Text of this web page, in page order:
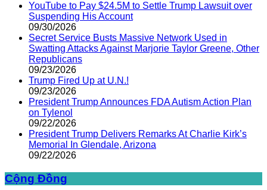
YouTube to Pay $24.5M to Settle Trump Lawsuit over
Suspending His Account
09/30/2026
Secret Service Busts Massive Network Used in
Swatting Attacks Against Marjorie Taylor Greene, Other
Republicans
09/23/2026
Trump Fired Up at U.N.!
09/23/2026
President Trump Announces FDA Autism Action Plan
on Tylenol
09/22/2026
President Trump Delivers Remarks At Charlie Kirk’s
Memorial In Glendale, Arizona
09/22/2026
Cộng Đồng